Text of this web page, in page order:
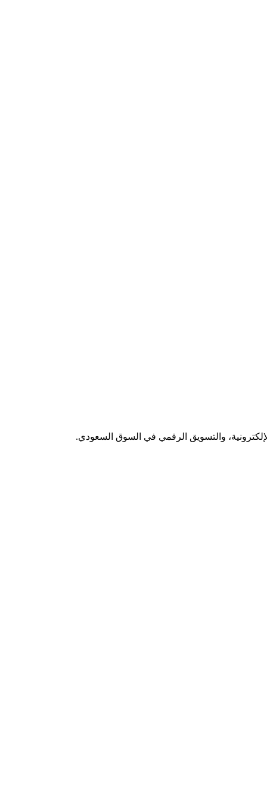
والتسويق الرقمي في السوق السعودي.